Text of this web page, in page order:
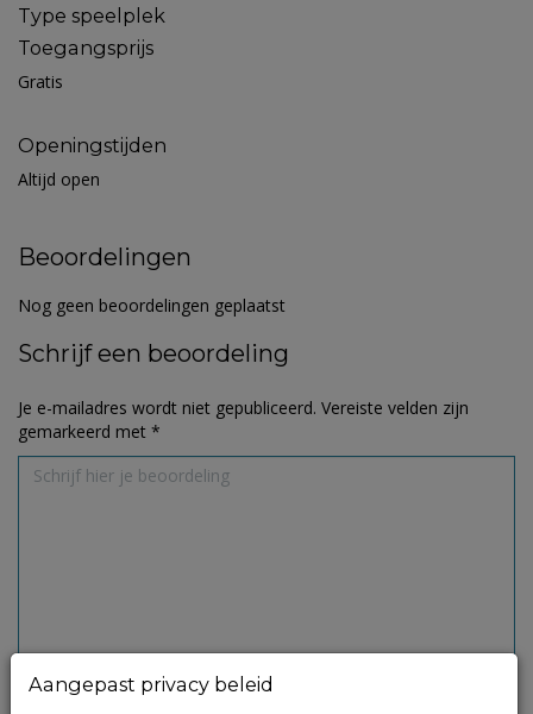
Type speelplek
Toegangsprijs
Gratis
Openingstijden
Altijd open
Beoordelingen
Nog geen beoordelingen geplaatst
Schrijf een beoordeling
Je e-mailadres wordt niet gepubliceerd. Vereiste velden zijn
gemarkeerd met *
Aangepast privacy beleid